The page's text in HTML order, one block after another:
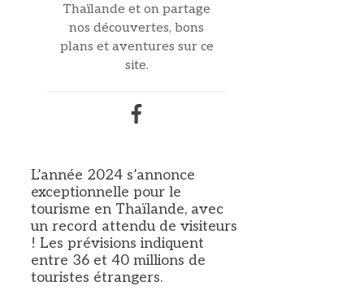
Thaïlande et on partage
nos découvertes, bons
plans et aventures sur ce
site.
L’année 2024 s’annonce
exceptionnelle pour le
tourisme en Thaïlande, avec
un record attendu de visiteurs
! Les prévisions indiquent
entre 36 et 40 millions de
touristes étrangers.